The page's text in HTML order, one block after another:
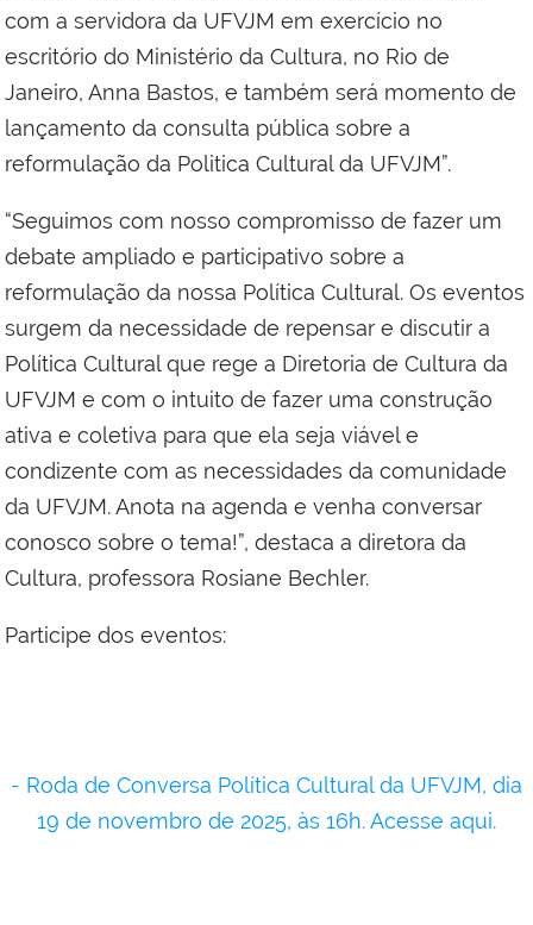
com a servidora da UFVJM em exercício no
escritório do Ministério da Cultura, no Rio de
Janeiro, Anna Bastos, e também será momento de
lançamento da consulta pública sobre a
reformulação da Politica Cultural da UFVJM”.
“Seguimos com nosso compromisso de fazer um
debate ampliado e participativo sobre a
reformulação da nossa Política Cultural. Os eventos
surgem da necessidade de repensar e discutir a
Política Cultural que rege a Diretoria de Cultura da
UFVJM e com o intuito de fazer uma construção
ativa e coletiva para que ela seja viável e
condizente com as necessidades da comunidade
da UFVJM. Anota na agenda e venha conversar
conosco sobre o tema!”, destaca a diretora da
Cultura, professora Rosiane Bechler.
Participe dos eventos:
- Roda de Conversa Política Cultural da UFVJM, dia
19 de novembro de 2025, às 16h. Acesse aqui.